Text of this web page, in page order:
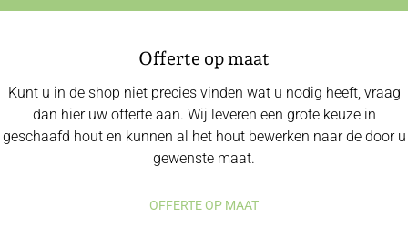
Offerte op maat
Kunt u in de shop niet precies vinden wat u nodig heeft, vraag
dan hier uw offerte aan. Wij leveren een grote keuze in
geschaafd hout en kunnen al het hout bewerken naar de door u
gewenste maat.
OFFERTE OP MAAT